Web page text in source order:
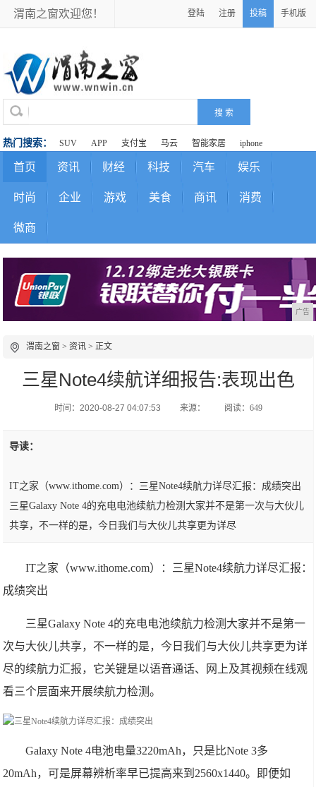
渭南之窗欢迎您！ 登陆 注册 投稿 手机版
热门搜索： SUV APP 支付宝 马云 智能家居 iphone
首页 资讯 财经 科技 汽车 娱乐
时尚 企业 游戏 美食 商讯 消费
微商
广告
渭南之窗 >资讯 > 正文
三星Note4续航详细报告:表现出色
时间：2020-08-27 04:07:53 来源： 阅读：649
导读：
IT之家（www.ithome.com）：三星Note4续航力详尽汇报：成绩突出
三星Galaxy Note 4的充电电池续航力检测大家并不是第一次与大伙儿
共享，不一样的是，今日我们与大伙儿共享更为详尽
IT之家（www.ithome.com）：三星Note4续航力详尽汇报：
成绩突出
三星Galaxy Note 4的充电电池续航力检测大家并不是第一
次与大伙儿共享，不一样的是，今日我们与大伙儿共享更为详
尽的续航力汇报，它关键是以语音通话、网上及其视频在线观
看三个层面来开展续航力检测。
Galaxy Note 4电池电量3220mAh，只是比Note 3多
20mAh，可是屏幕辨析率早已提高来到2560x1440。即便如